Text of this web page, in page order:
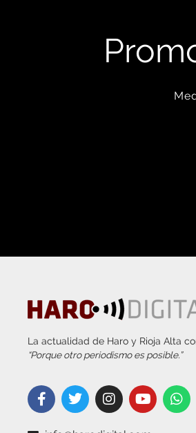
La actualidad de Haro y Rioja Alta
“Porque otro periodismo es posible.”